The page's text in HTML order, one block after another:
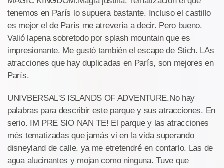
tenemos en París lo supuera bastante. Incluso el castillo
es mejor el de París me atrevería a decir. Pero bueno.
Valió lapena sobretodo por splash mountain que es
impresionante. Me gustó también el escape de Stich. LAs
atracciones que hay duplicadas en París, son mejores en
París.
UNIVBERSAL'S ISLANDS OF ADVENTURE.No hay
palabras para describir este parque y sus atracciones. En
serio. IM PRE SIO NAN TE! El parque y las atracciones
més tematizadas que jamás vi en la vida superando
disneyland de calle. ya me etretendré en contarlo. Las de
agua alucinantes y mojan como ninguna. Tuve que